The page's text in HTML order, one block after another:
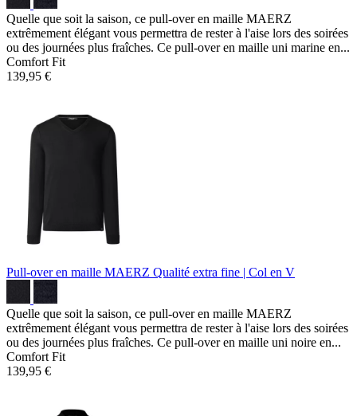
Quelle que soit la saison, ce pull-over en maille MAERZ
extrêmement élégant vous permettra de rester à l'aise lors des soirées
ou des journées plus fraîches. Ce pull-over en maille uni marine en...
Comfort Fit
139,95 €
Pull-over en maille MAERZ Qualité extra fine | Col en V
Quelle que soit la saison, ce pull-over en maille MAERZ
extrêmement élégant vous permettra de rester à l'aise lors des soirées
ou des journées plus fraîches. Ce pull-over en maille uni noire en...
Comfort Fit
139,95 €